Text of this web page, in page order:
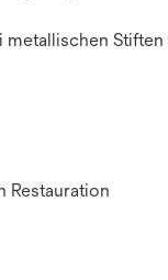
Restauration